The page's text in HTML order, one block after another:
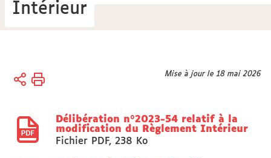
Intérieur
Vous
Accueil
Mise à jour le 18 mai 2026
Délibération n°2023-54 relatif à la
modification du Règlement Intérieur
Fichier PDF, 238 Ko